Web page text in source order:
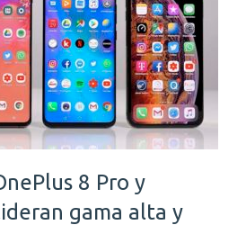
8 Pro y
gama alta y